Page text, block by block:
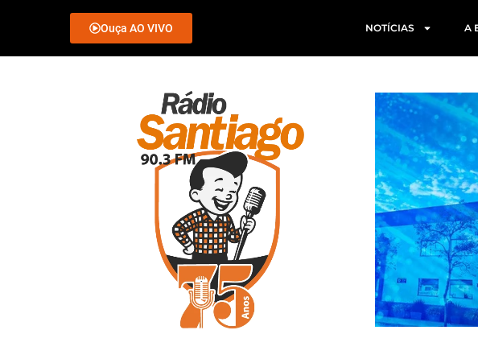
Ouça AO VIVO NOTÍCIAS A